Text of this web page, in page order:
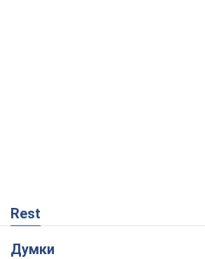
Rest
Думки